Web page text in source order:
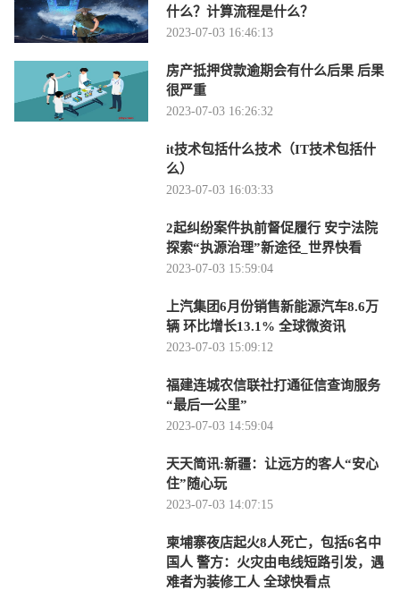
什么？计算流程是什么？
2023-07-03 16:46:13
房产抵押贷款逾期会有什么后果 后果
很严重
2023-07-03 16:26:32
it技术包括什么技术（IT技术包括什
么）
2023-07-03 16:03:33
2起纠纷案件执前督促履行 安宁法院
探索“执源治理”新途径_世界快看
2023-07-03 15:59:04
上汽集团6月份销售新能源汽车8.6万
辆 环比增长13.1% 全球微资讯
2023-07-03 15:09:12
福建连城农信联社打通征信查询服务
“最后一公里”
2023-07-03 14:59:04
天天简讯:新疆：让远方的客人“安心
住”随心玩
2023-07-03 14:07:15
柬埔寨夜店起火8人死亡，包括6名中
国人 警方：火灾由电线短路引发，遇
难者为装修工人 全球快看点